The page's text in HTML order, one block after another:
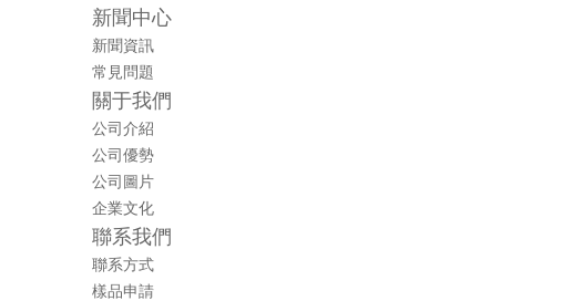
新聞中心
新聞資訊
常見問題
關于我們
公司介紹
公司優勢
公司圖片
企業文化
聯系我們
聯系方式
樣品申請